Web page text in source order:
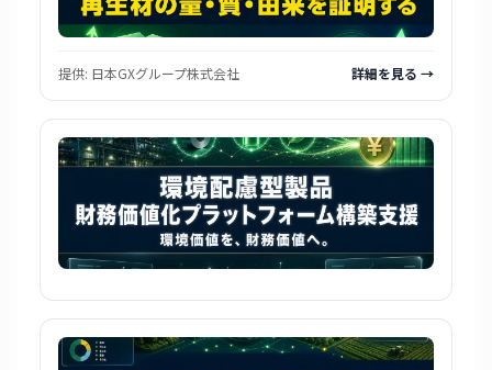
提供: 日本GXグループ株式会社 詳細を見る →